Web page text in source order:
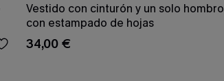
Vestido con cinturón y un solo hombro
con estampado de hojas
34,00 €